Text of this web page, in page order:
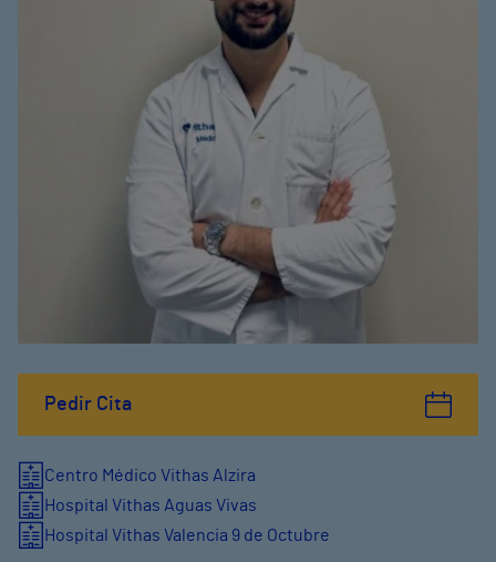
Pedir Cita
Centro Médico Vithas Alzira
Hospital Vithas Aguas Vivas
Hospital Vithas Valencia 9 de Octubre